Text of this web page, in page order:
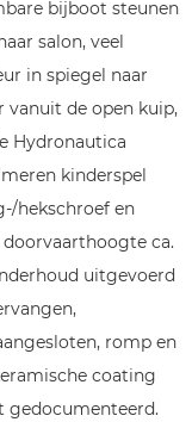
bijboot steunen
salon, veel
in spiegel naar
de open kuip,
Hydronautica
kinderspel
hekschroef en
ca.
uitgevoerd
romp en
coating
gedocumenteerd.